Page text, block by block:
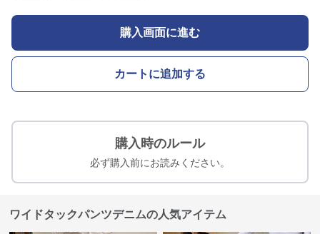
購入画面に進む
カートに追加する
購入時のルール
必ず購入前にお読みください。
ワイドタックパンツデニムの人気アイテム